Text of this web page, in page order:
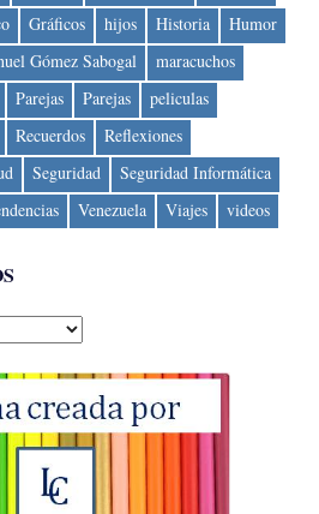
Gráficos hijos Historia
Humor
Gómez Sabogal
maracuchos
Parejas Parejas
peliculas
Recuerdos
Reflexiones
Seguridad
Seguridad Informática
Venezuela Viajes videos